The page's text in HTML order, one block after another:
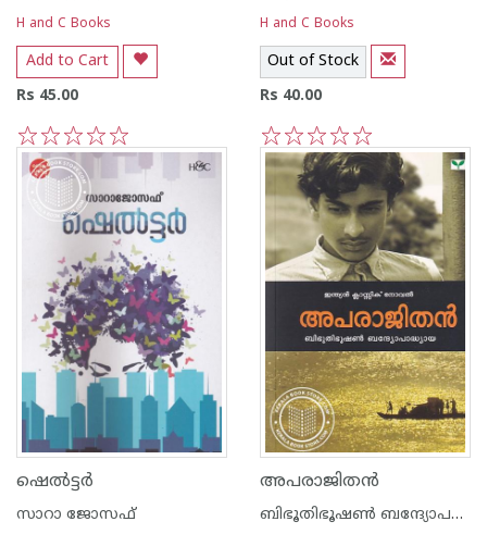
H and C Books
Add to Cart
Rs 45.00
5
4
3
2
1
H and C Books
Out of Stock
Rs 40.00
5
4
3
2
1
ഷെല്‍ട്ടര്‍
സാറാ ജോസഫ്
അപരാജിത‌ന്‍
ബിഭൂതിഭൂഷണ്‍ ബന്ദ്യോപദ്ധ്യായ